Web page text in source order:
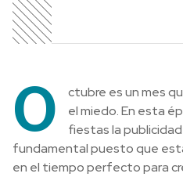
O
ctubre es un mes
el miedo. En esta
fiestas la
fundamental puesto que
en el tiempo perfecto para